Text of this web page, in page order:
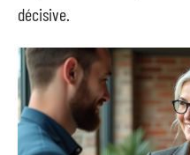
décisive.